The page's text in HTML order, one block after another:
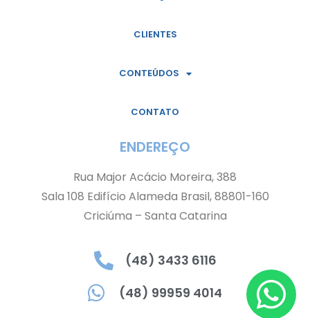
CLIENTES
CONTEÚDOS
CONTATO
ENDEREÇO
Rua Major Acácio Moreira, 388
Sala 108 Edifício Alameda Brasil, 88801-160
Criciúma – Santa Catarina
(48) 3433 6116
(48) 99959 4014